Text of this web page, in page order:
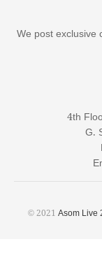
We post exclusive
4th
G.
© 2021 Asom Live